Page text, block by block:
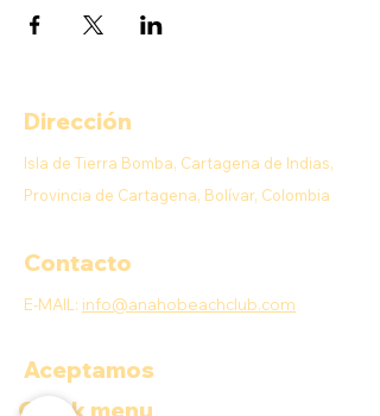
Dirección
Isla de Tierra Bomba, Cartagena de Indias,
Provincia de Cartagena, Bolívar, Colombia
Contacto
E-MAIL: info@anahobeachclub.com
Aceptamos
Quick menu